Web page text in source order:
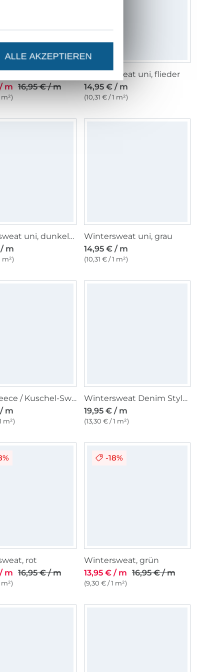
m 16,95 € / m
m²)
Wintersweat uni, flieder
14,95 € / m
(10,31 € / 1 m²)
Wintersweat uni, dunkelgrün
m
m²)
Wintersweat uni, grau
14,95 € / m
(10,31 € / 1 m²)
Alpenfleece / Kuschel-Sweatshirt Graffiti Letters, multicolor
m
m²)
Wintersweat Denim Style, dunkelblau
19,95 € / m
(13,30 € / 1 m²)
rot
m 16,95 € / m
m²)
-18%
Wintersweat, grün
13,95 € / m 16,95 € / m
(9,30 € / 1 m²)
ALLE AKZEPTIEREN